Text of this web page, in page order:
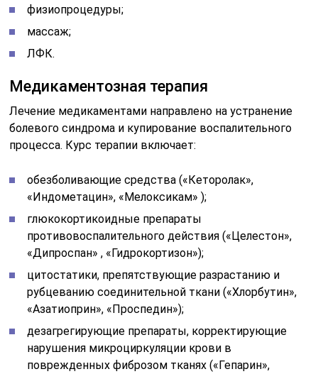
физиопроцедуры;
массаж;
ЛФК.
Медикаментозная терапия
Лечение медикаментами направлено на устранение
болевого синдрома и купирование воспалительного
процесса. Курс терапии включает:
обезболивающие средства («Кеторолак»,
«Индометацин», «Мелоксикам» );
глюкокортикоидные препараты
противовоспалительного действия («Целестон»,
«Дипроспан» , «Гидрокортизон»);
цитостатики, препятствующие разрастанию и
рубцеванию соединительной ткани («Хлорбутин»,
«Азатиоприн», «Проспедин»);
дезагрегирующие препараты, корректирующие
нарушения микроциркуляции крови в
поврежденных фиброзом тканях («Гепарин»,